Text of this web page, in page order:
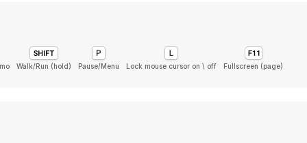
Walk/Run (hold) Pause/Menu Lock mouse cursor on \ off Fullscreen (page)